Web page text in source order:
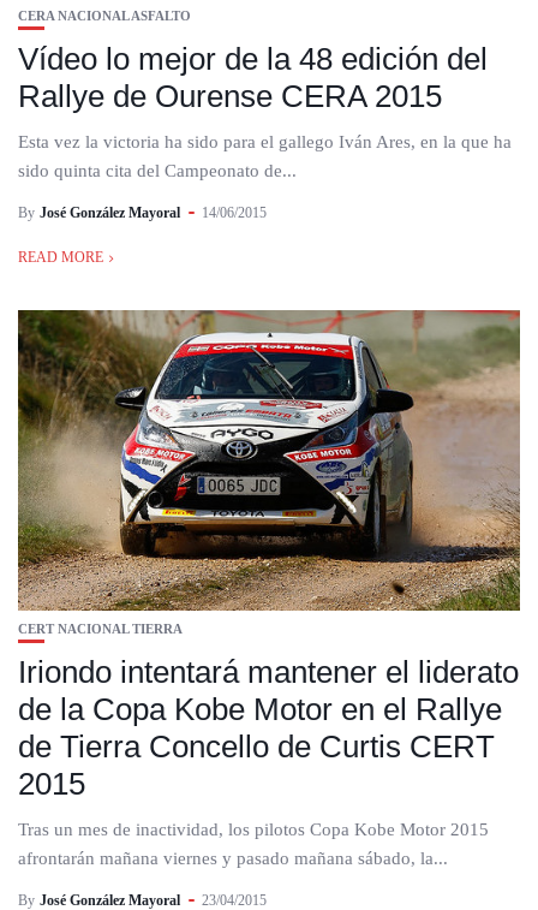
CERA NACIONAL ASFALTO
Vídeo lo mejor de la 48 edición del
Rallye de Ourense CERA 2015
Esta vez la victoria ha sido para el gallego Iván Ares, en la que ha
sido quinta cita del Campeonato de...
By José González Mayoral 14/06/2015
READ MORE
CERT NACIONAL TIERRA
Iriondo intentará mantener el liderato
de la Copa Kobe Motor en el Rallye
de Tierra Concello de Curtis CERT
2015
Tras un mes de inactividad, los pilotos Copa Kobe Motor 2015
afrontarán mañana viernes y pasado mañana sábado, la...
By José González Mayoral 23/04/2015